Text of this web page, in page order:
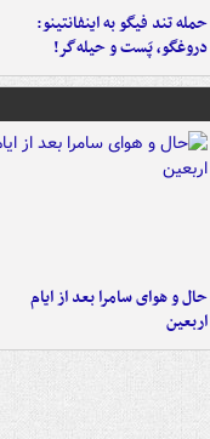
حمله تند فیگو به اینفانتینو:
دروغگو، پَست‌ و حیله‌گر!
حال و هوای سامرا بعد از ایام
اربعین